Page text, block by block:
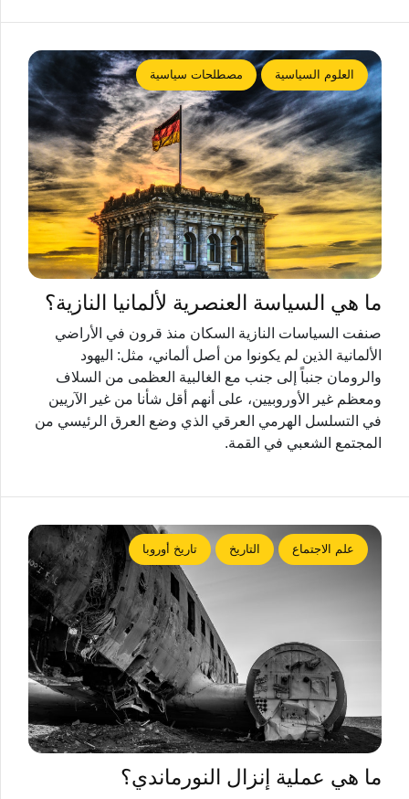
العلوم السياسية مصطلحات سياسية
ما هي السياسة العنصرية لألمانيا النازية؟
صنفت السياسات النازية السكان منذ قرون في الأراضي
الألمانية الذين لم يكونوا من أصل ألماني، مثل: اليهود
والرومان جنباً إلى جنب مع الغالبية العظمى من السلاف
ومعظم غير الأوروبيين، على أنهم أقل شأنا من غير الآريين
في التسلسل الهرمي العرقي الذي وضع العرق الرئيسي من
المجتمع الشعبي في القمة.
علم الاجتماع التاريخ تاريخ أوروبا
ما هي عملية إنزال النورماندي؟